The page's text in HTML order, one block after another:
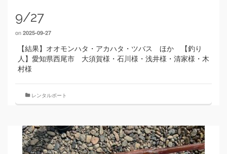
9/27
on 2025-09-27
【結果】オオモンハタ・アカハタ・ツバス ほか 【釣り
人】愛知県西尾市 大須賀様・石川様・浅井様・清家様・木
村様
レンタルボート